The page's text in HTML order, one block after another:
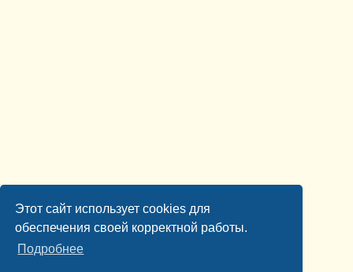
Этот сайт использует cookies для
обеспечения своей корректной работы.
Подробнее